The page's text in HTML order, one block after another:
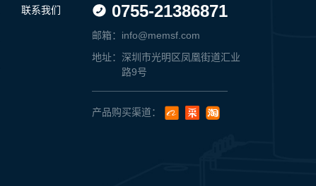
联系我们 0755-21386871
邮箱： info@memsf.com
地址：深圳市光明区凤凰街道汇业
路9号
产品购买渠道：